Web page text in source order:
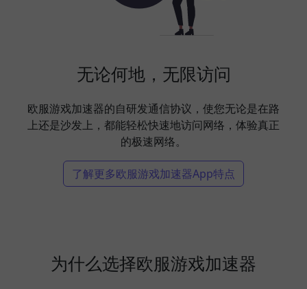
无论何地，无限访问
欧服游戏加速器的自研发通信协议，使您无论是在路
上还是沙发上，都能轻松快速地访问网络，体验真正
的极速网络。
了解更多欧服游戏加速器App特点
为什么选择欧服游戏加速器